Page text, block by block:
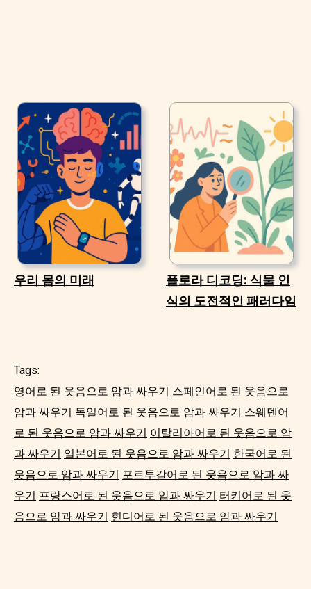
우리 몸의 미래
플로라 디코딩: 식물 인
식의 도전적인 패러다임
Tags:
영어로 된 웃음으로 암과 싸우기 스페인어로 된 웃음으로
암과 싸우기 독일어로 된 웃음으로 암과 싸우기 스웨덴어
로 된 웃음으로 암과 싸우기 이탈리아어로 된 웃음으로 암
과 싸우기 일본어로 된 웃음으로 암과 싸우기 한국어로 된
웃음으로 암과 싸우기 포르투갈어로 된 웃음으로 암과 싸
우기 프랑스어로 된 웃음으로 암과 싸우기 터키어로 된 웃
음으로 암과 싸우기 힌디어로 된 웃음으로 암과 싸우기